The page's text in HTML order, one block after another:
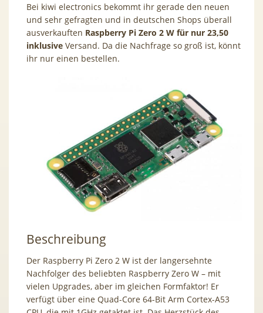
Bei kiwi electronics bekommt ihr gerade den neuen
und sehr gefragten und in deutschen Shops überall
ausverkauften Raspberry Pi Zero 2 W für nur 23,50
inklusive Versand. Da die Nachfrage so groß ist, könnt
ihr nur einen bestellen.
Beschreibung
Der Raspberry Pi Zero 2 W ist der langersehnte
Nachfolger des beliebten Raspberry Zero W – mit
vielen Upgrades, aber im gleichen Formfaktor! Er
verfügt über eine Quad-Core 64-Bit Arm Cortex-A53